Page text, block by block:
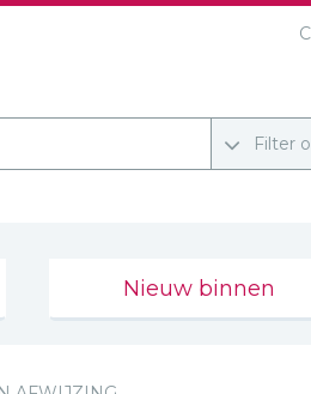
Filter
Nieuw binnen